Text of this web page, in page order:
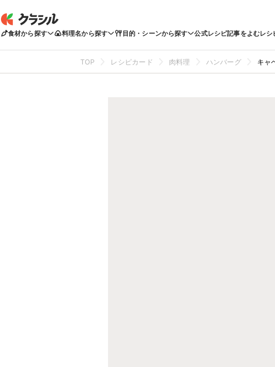
食材から探す 料理名から探す 目的・シーンから探す 公式レシピ記事をよむレシ
TOP レシピカード 肉料理 ハンバーグ キャ